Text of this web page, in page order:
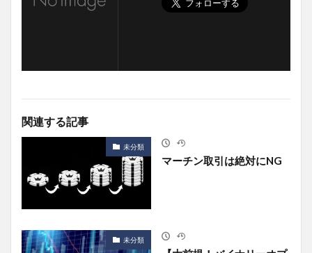
関連する記事
未分類
マーチン取引は絶対にNG
未分類